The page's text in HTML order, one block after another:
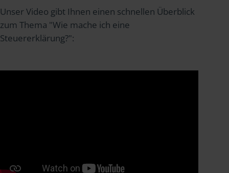
Unser Video gibt Ihnen einen schnellen Überblick
zum Thema "Wie mache ich eine
Steuererklärung?":